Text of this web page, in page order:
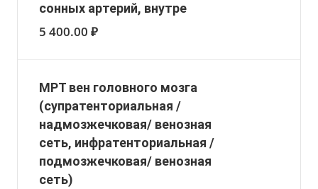
сонных артерий, внутре
5 400.00 ₽
МРТ вен головного мозга
(супратенториальная /
надмозжечковая/ венозная
сеть, инфратенториальная /
подмозжечковая/ венозная
сеть)